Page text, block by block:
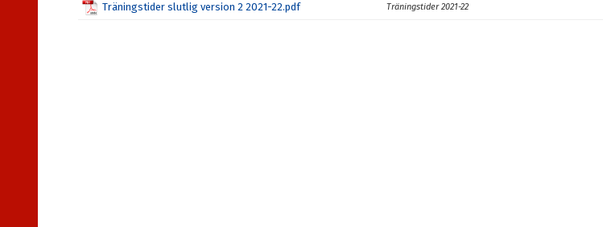
Träningstider slutlig version 2 2021-22.pdf Träningstider 2021-22